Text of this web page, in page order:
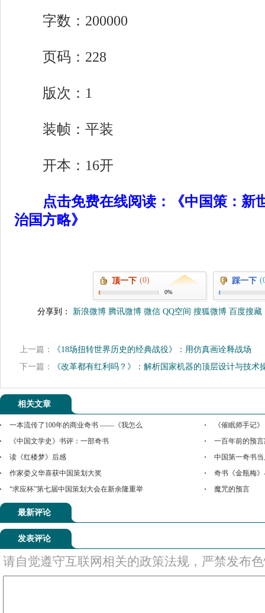
字数：200000
页码：228
版次：1
装帧：平装
开本：16开
点击免费在线阅读：《中国策：新
治国方略》
顶一下 (0)
0%
踩一下
分享到： 新浪微博 腾讯微博 微信 QQ空间 搜狐微博 百度搜藏
上一篇：
《18场扭转世界历史的经典战役》：用仿真画诠释战场
下一篇：
《改革都有红利吗？》：解析国家机器的顶层设计与技术
相关文章
一本流传了100年的商业奇书 ——《我怎么
《催眠师手记
《中国文学史》书评：一部奇书
一百年前的预
读《红楼梦》后感
中国第一奇书
作家娄义华喜获中国策划大奖
奇书《金瓶梅
“求应杯”第七届中国策划大会在新余隆重举
魔咒的预言
最新评论
发表评论
请自觉遵守互联网相关的政策法规，严禁发布